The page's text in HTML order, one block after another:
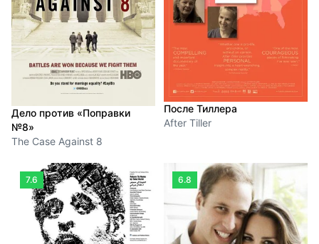
Дело против «Поправки
№8»
The Case Against 8
После Тиллера
After Tiller
7.6 6.8